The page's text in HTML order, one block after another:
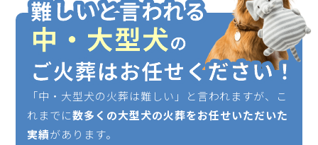
「中・大型犬の火葬は難しい」と言われますが、こ
れまでに数多くの大型犬の火葬をお任せいただいた
実績があります。